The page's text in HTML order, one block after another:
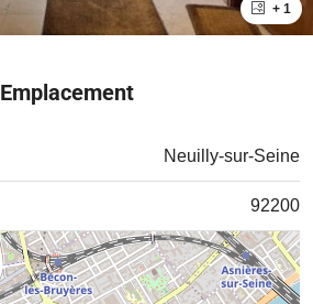
+ 1
Emplacement
Neuilly-sur-Seine
92200